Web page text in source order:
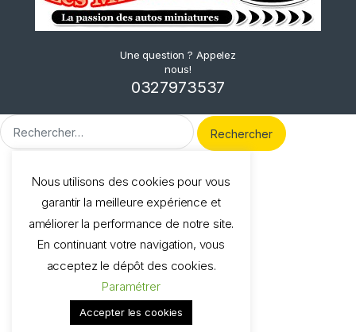
Une question ? Appelez
nous!
0327973537
Nous utilisons des cookies pour vous
garantir la meilleure expérience et
améliorer la performance de notre site.
En continuant votre navigation, vous
acceptez le dépôt des cookies.
Paramétrer
Accepter les cookies
Rechercher :